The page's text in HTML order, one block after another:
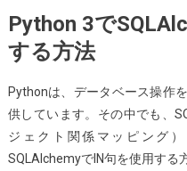
Python 3で
する方法
Pythonは、データベース操作
供しています。その中でも、
ジェクト関係マッピング
SQLAlchemyでIN句を使用する